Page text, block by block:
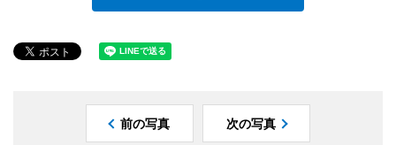
前の写真 次の写真